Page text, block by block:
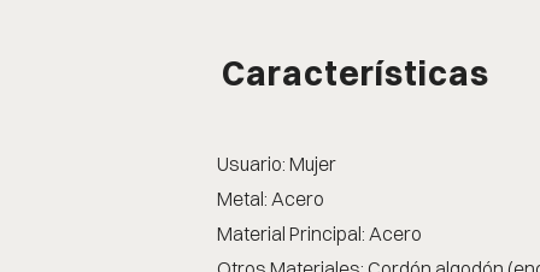
Características
Usuario: Mujer
Metal: Acero
Material Principal: Acero